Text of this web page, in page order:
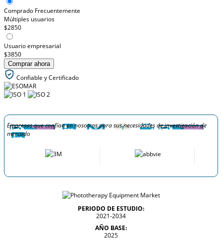
Comprado Frecuentemente
Múltiples usuarios
$2850
Usuario empresarial
$3850
Comprar ahora
Confiable y Certificado
Empresas que confían en nosotros para sus necesidades de investigación de
mercado
PERIODO DE ESTUDIO:
2021-2034
AÑO BASE:
2025